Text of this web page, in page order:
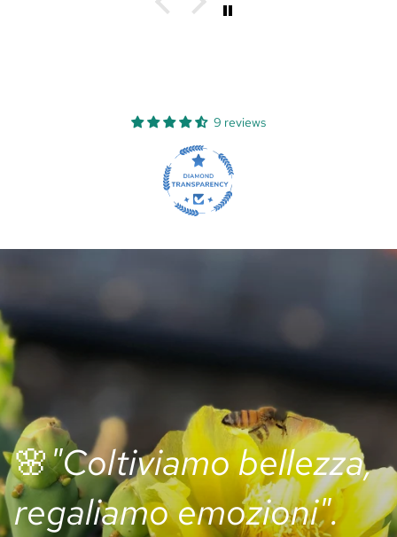
9 reviews
🌸"Coltiviamo bellezza,
regaliamo emozioni".